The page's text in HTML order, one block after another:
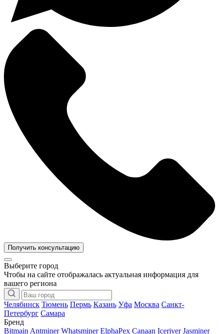
Получить консультацию
Выберите город
Чтобы на сайте отображалась актуальная информация для
вашего региона
Челябинск Тюмень Пермь Казань Уфа Москва Санкт-
Петербург Самара
Бренд
Bitmain Antminer Whatsminer ElphaPex Canaan Iceriver Jasminer